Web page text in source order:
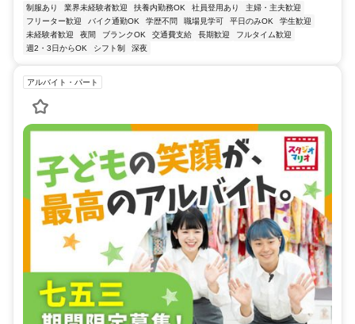
制服あり 業界未経験者歓迎 扶養内勤務OK 社員登用あり
主婦・主夫歓迎
フリーター歓迎
バイク通勤OK 学歴不問 職場見学可 平日のみOK
学生歓迎
未経験者歓迎
夜間 ブランクOK 交通費支給 長期歓迎
フルタイム歓迎
週2・3日からOK
シフト制 深夜
アルバイト・パート